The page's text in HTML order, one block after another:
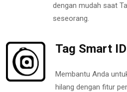
dengan mudah saat
seseorang.
Tag Smart ID
Membantu Anda
hilang dengan fitur